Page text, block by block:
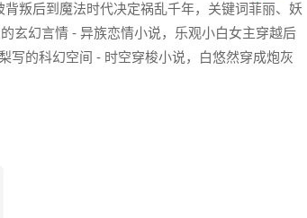
叛后到魔法时代决定祸乱千年，关键词菲丽、妖
玄幻言情 - 异族恋情小说，乐观小白女主穿越后
写的科幻空间 - 时空穿梭小说，白悠然穿成炮灰